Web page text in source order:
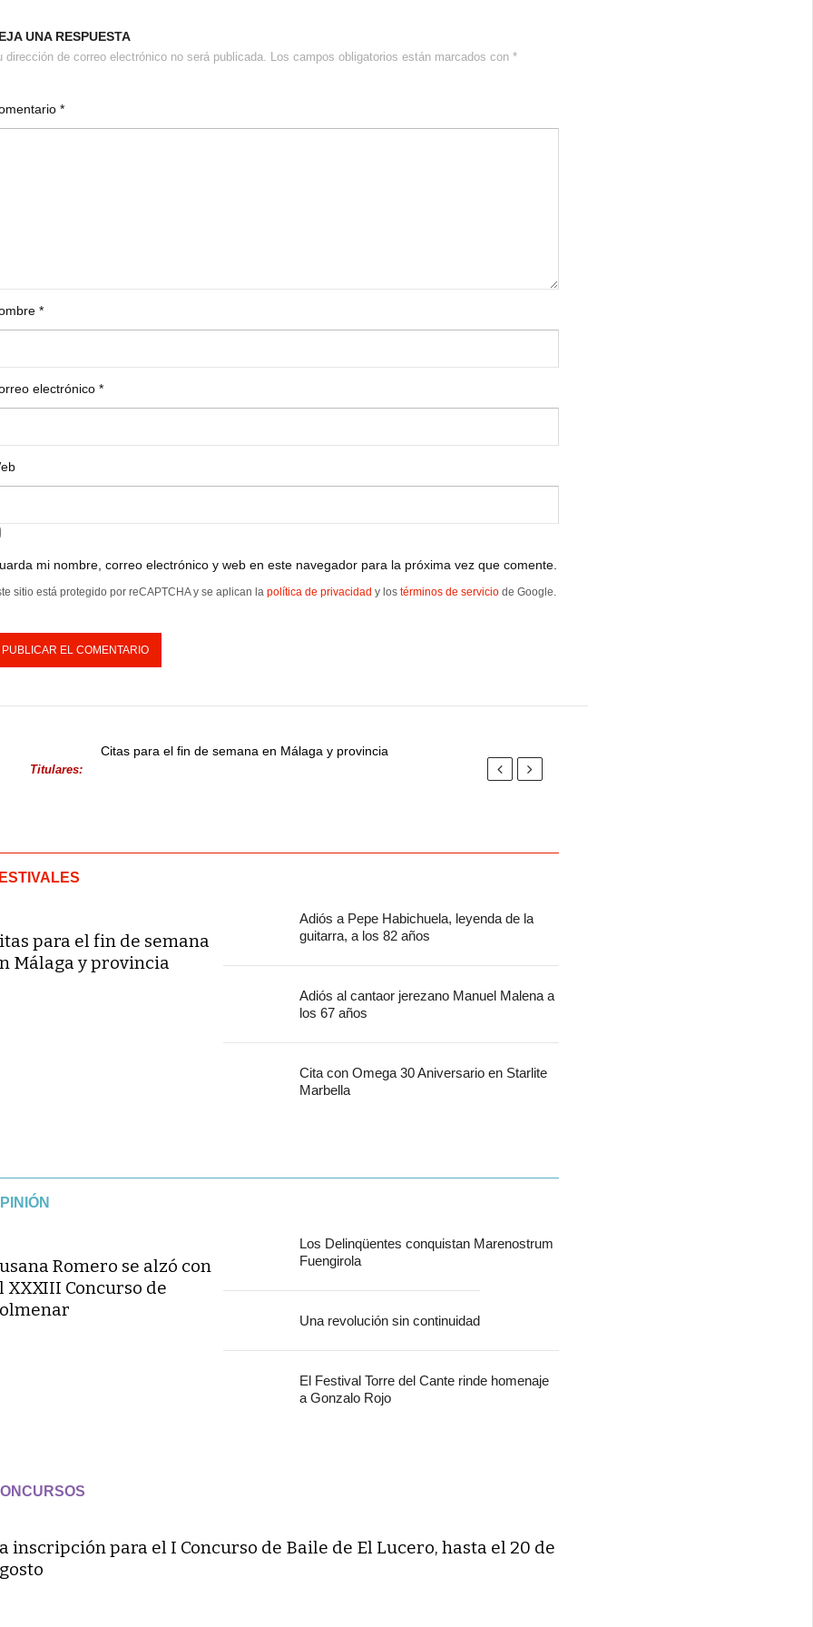
UNA RESPUESTA
dirección de correo electrónico no será publicada. Los campos obligatorios están marcados con*
*
*
electrónico*
mi nombre, correo electrónico y web en este navegador para la próxima vez que comente.
sitio está protegido por reCAPTCHA y se aplican lapolítica de privacidad y lostérminos de servicio de Google.
Titulares:
Citas para el fin de semana en Málaga y provincia
para el fin de semana
Málaga y provincia
Adiós a Pepe Habichuela, leyenda de la
guitarra, a los 82 años
Adiós al cantaor jerezano Manuel Malena a
los 67 años
Cita con Omega 30 Aniversario en Starlite
Marbella
Romero se alzó con
XXXIII Concurso de
Los Delinqüentes conquistan Marenostrum
Fuengirola
Una revolución sin continuidad
El Festival Torre del Cante rinde homenaje
a Gonzalo Rojo
inscripción para el I Concurso de Baile de El Lucero, hasta el 20 de